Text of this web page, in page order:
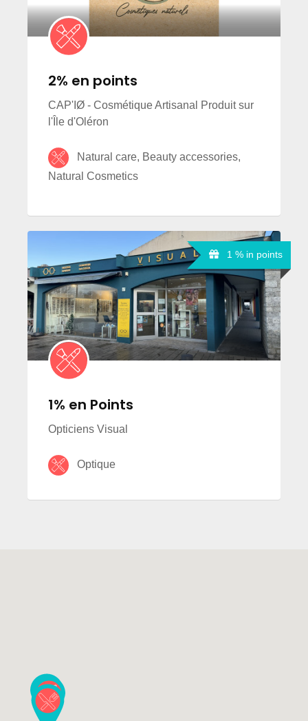
2% en points
CAP'IØ - Cosmétique Artisanal Produit sur
l'Île d'Oléron
Natural care, Beauty accessories,
Natural Cosmetics
1 % in points
1% en Points
Opticiens Visual
Optique